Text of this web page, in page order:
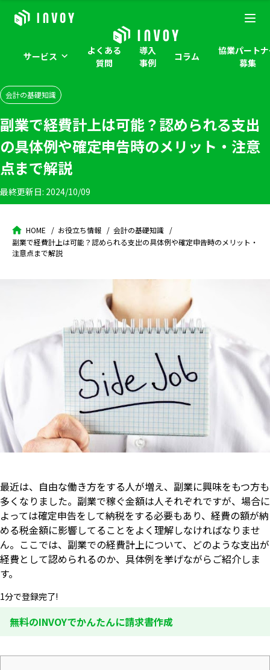
サービス
よくある
質問
導入
事例
コラム
協業パート
募集
会計の基礎知識
副業で経費計上は可能？認められる支出
の具体例や確定申告時のメリット・注意
点まで解説
最終更新日: 2024/10/09
HOME お役立ち情報
会計の基礎知識
副業で経費計上は可能？認められる支出の具体例や確定申告時のメリット・
注意点まで解説
最近は、自由な働き方をする人が増え、副業に興味をもつ方も
多くなりました。副業で稼ぐ金額は人それぞれですが、場合に
よっては確定申告をして納税をする必要もあり、経費の額が納
める税金額に影響してることをよく理解しなければなりませ
ん。ここでは、副業での経費計上について、どのような支出が
経費として認められるのか、具体例を挙げながらご紹介しま
す。
1分で登録完了!
無料のINVOYでかんたんに請求書作成